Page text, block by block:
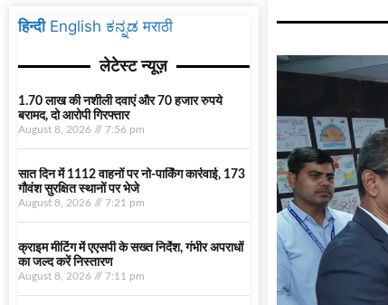
हिन्दी English ಕನ್ನಡ मराठी
लेटेस्ट न्यूज़
1.70 लाख की नशीली दवाएं और 70 हजार रुपये
बरामद, दो आरोपी गिरफ्तार
August 8, 2026 7:56 pm
सात दिन में 1112 वाहनों पर नो-पार्किंग कार्रवाई, 173
गौवंश सुरक्षित स्थानों पर भेजे
August 8, 2026 7:21 pm
क्राइम मीटिंग में एएसपी के सख्त निर्देश, गंभीर अपराधों
का जल्द करें निस्तारण
August 8, 2026 7:11 pm